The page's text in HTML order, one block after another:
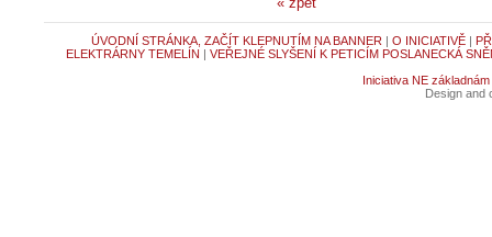
ÚVODNÍ STRÁNKA, ZAČÍT KLEPNUTÍM NA BANNER | O INICIATIVĚ|
ELEKTRÁRNY TEMELÍN | VEŘEJNÉ SLYŠENÍ K PETICÍM POSLANECKÁ
Iniciativa NE základnám
Design and